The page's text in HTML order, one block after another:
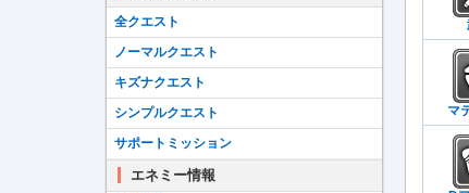
マ
全クエスト
ノーマルクエスト
キズナクエスト
シンプルクエスト
サポートミッション
エネミー情報